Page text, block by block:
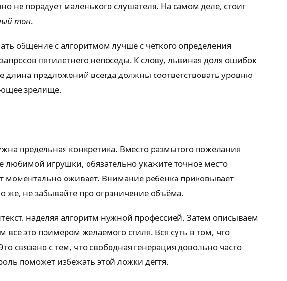
не порадует маленького слушателя. На самом деле, стоит
тон.
общение с алгоритмом лучше с чёткого определения
пятилетнего непоседы. К слову, львиная доля ошибок
длина предложений всегда должны соответствовать уровню
зрелище.
предельная конкретика. Вместо размытого пожелания
игрушки, обязательно укажите точное место
моментально оживает. Внимание ребёнка приковывает
же, не забывайте про ограничение объёма.
наделяя алгоритм нужной профессией. Затем описываем
это примером желаемого стиля. Вся суть в том, что
связано с тем, что свободная генерация довольно часто
поможет избежать этой ложки дёгтя.